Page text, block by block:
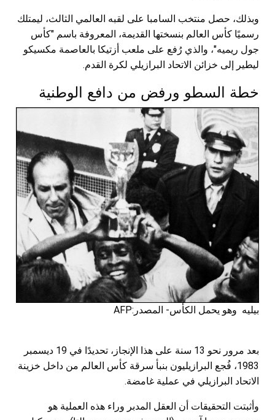
وبذلك، حصل منتخب السامبا على لقبه العالمي الثالث، ليمتلك
رسميًا كأس العالم بنسختها القديمة، المعروفة باسم "كأس
جول ريميه"، والذي رُفع على ملعب أزتيكا بالعاصمة مكسيكو
ليطير إلى خزائن الاتحاد البرازيلي لكرة القدم.
خطة السطو ورفض من دافع الوطنية
بيليه وهو يحمل الكأس- المصدر:AFP
بعد مرور نحو 13 سنة على هذا الإنجاز، تحديدًا في 19 ديسمبر
1983، فُجع البرازيليون بنبأ سرقة كأس العالم من داخل خزينة
الاتحاد البرازيلي في عملية غامضة.
وأثبتت التحقيقات أن العقل المدبر وراء هذه العملية هو